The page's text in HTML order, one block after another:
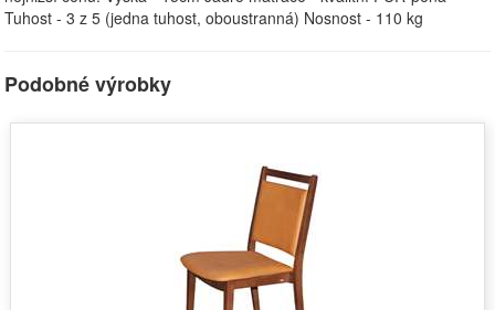
Tuhost - 3 z 5 (jedna tuhost, oboustranná) Nosnost - 110 kg
Podobné výrobky